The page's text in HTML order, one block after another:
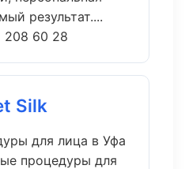
результат....
208 60 28
Silk
для лица в Уфа
процедуры для